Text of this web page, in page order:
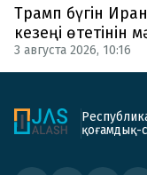
Трамп бүгін
кезеңі өтетінін
3 августа 2026, 10:16
қоғамдық-